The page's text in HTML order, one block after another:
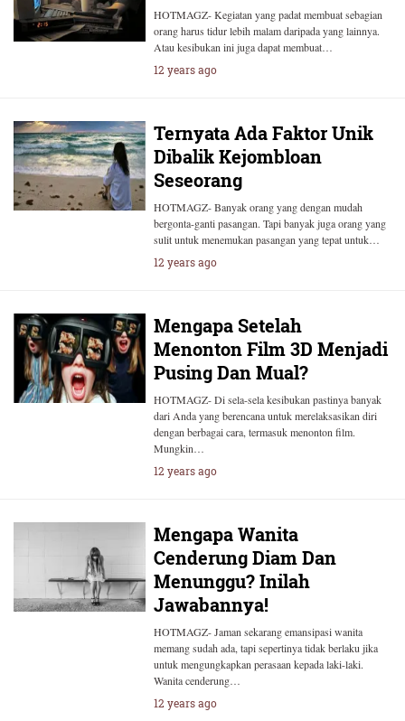
HOTMAGZ- Kegiatan yang padat membuat sebagian
orang harus tidur lebih malam daripada yang lainnya.
Atau kesibukan ini juga dapat membuat…
12 years ago
Ternyata Ada Faktor Unik
Dibalik Kejombloan
Seseorang
HOTMAGZ- Banyak orang yang dengan mudah
bergonta-ganti pasangan. Tapi banyak juga orang yang
sulit untuk menemukan pasangan yang tepat untuk…
12 years ago
Mengapa Setelah
Menonton Film 3D Menjadi
Pusing Dan Mual?
HOTMAGZ- Di sela-sela kesibukan pastinya banyak
dari Anda yang berencana untuk merelaksasikan diri
dengan berbagai cara, termasuk menonton film.
Mungkin…
12 years ago
Mengapa Wanita
Cenderung Diam Dan
Menunggu? Inilah
Jawabannya!
HOTMAGZ- Jaman sekarang emansipasi wanita
memang sudah ada, tapi sepertinya tidak berlaku jika
untuk mengungkapkan perasaan kepada laki-laki.
Wanita cenderung…
12 years ago